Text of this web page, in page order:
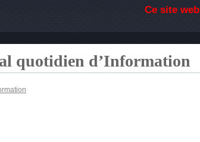
Ce site web
quotidien d’Information